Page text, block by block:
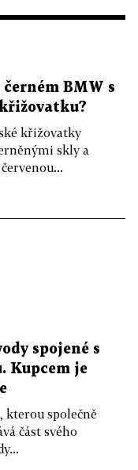
BMW s
křižovatky
skly a
spojené s
Kupcem je
kterou společně
část svého